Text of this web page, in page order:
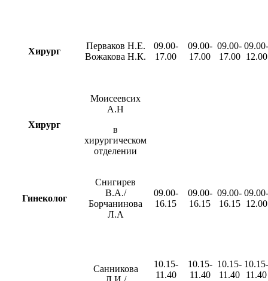
Хирург
Перваков Н.Е.
Вожакова Н.К.
09.00-
17.00
09.00-
17.00
09.00-
17.00
09.00-
12.00
Хирург
Моисеевсих
А.Н
в
хирургическом
отделении
Гинеколог
Снигирев
В.А./
Борчанинова
Л.А
09.00-
16.15
09.00-
16.15
09.00-
16.15
09.00-
12.00
Санникова
10.15-
11.40
10.15-
11.40
10.15-
11.40
10.15-
11.40